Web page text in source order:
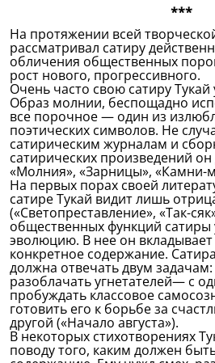
***
На протяжении всей
рассматривал сатиру
обличения общественных
рост нового, прогрессивного.
Очень часто свою сатиру
Образ молнии, беспощадно
все порочное — один из
поэтических символов. Не
сатирическим журналам и
сатирических произведений
«Молния», «Зарницы», «Камни-
На первых порах своей
сатире Тукай видит лишь
(«Светопреставление», «Так-
общественных функций сатиры
эволюцию. В нее он вкладывает
конкретное содержание.
должна отвечать двум
разоблачать угнетателей— с
пробуждать классовое
готовить его к борьбе за
другой («Начало августа»).
В некоторых стихотворениях
поводу того, каким должен